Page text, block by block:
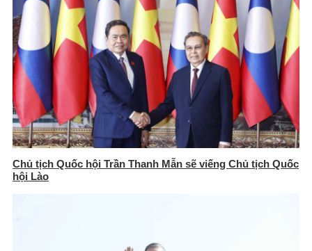
Chủ tịch Quốc hội Trần Thanh Mẫn sẽ viếng Chủ tịch Quốc
hội Lào